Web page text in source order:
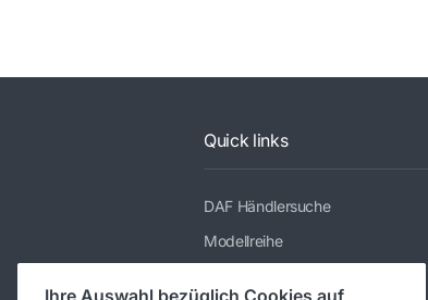
Quick links
DAF Händlersuche
Modellreihe